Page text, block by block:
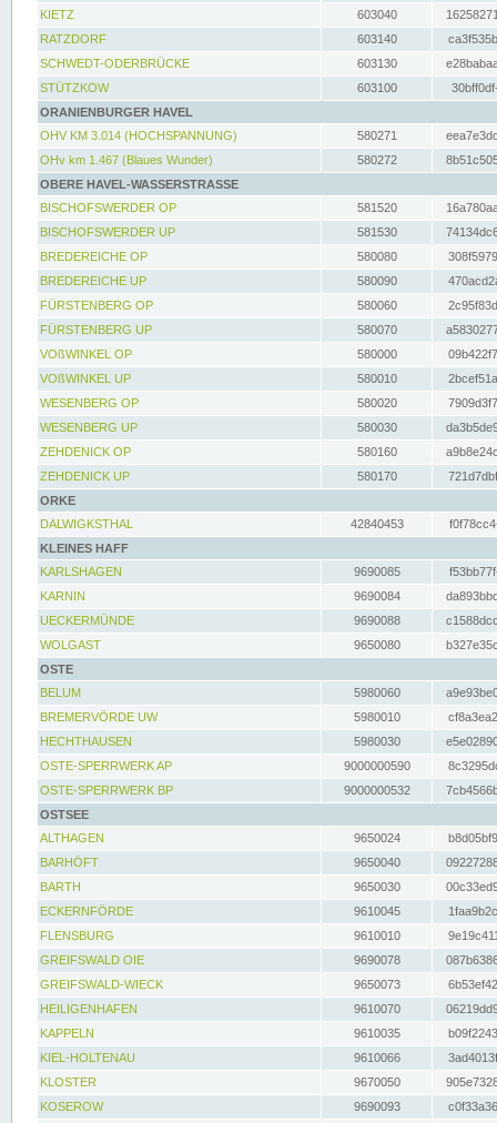
KIETZ
603040
RATZDORF
603140
SCHWEDT-ODERBRÜCKE
603130
STÜTZKOW
603100
ORANIENBURGER HAVEL
OHV KM 3.014 (HOCHSPANNUNG)
580271
OHv km 1.467 (Blaues Wunder)
580272
OBERE HAVEL-WASSERSTRASSE
BISCHOFSWERDER OP
581520
BISCHOFSWERDER UP
581530
BREDEREICHE OP
580080
BREDEREICHE UP
580090
FÜRSTENBERG OP
580060
FÜRSTENBERG UP
580070
VOßWINKEL OP
580000
VOßWINKEL UP
580010
WESENBERG OP
580020
WESENBERG UP
580030
ZEHDENICK OP
580160
ZEHDENICK UP
580170
ORKE
DALWIGKSTHAL
42840453
KLEINES HAFF
KARLSHAGEN
9690085
KARNIN
9690084
UECKERMÜNDE
9690088
WOLGAST
9650080
OSTE
BELUM
5980060
BREMERVÖRDE UW
5980010
HECHTHAUSEN
5980030
OSTE-SPERRWERK AP
9000000590
OSTE-SPERRWERK BP
9000000532
OSTSEE
ALTHAGEN
9650024
BARHÖFT
9650040
BARTH
9650030
ECKERNFÖRDE
9610045
FLENSBURG
9610010
GREIFSWALD OIE
9690078
GREIFSWALD-WIECK
9650073
HEILIGENHAFEN
9610070
KAPPELN
9610035
KIEL-HOLTENAU
9610066
KLOSTER
9670050
KOSEROW
9690093